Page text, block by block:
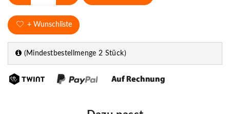
+ Wunschliste
(Mindestbestellmenge 2 Stück)